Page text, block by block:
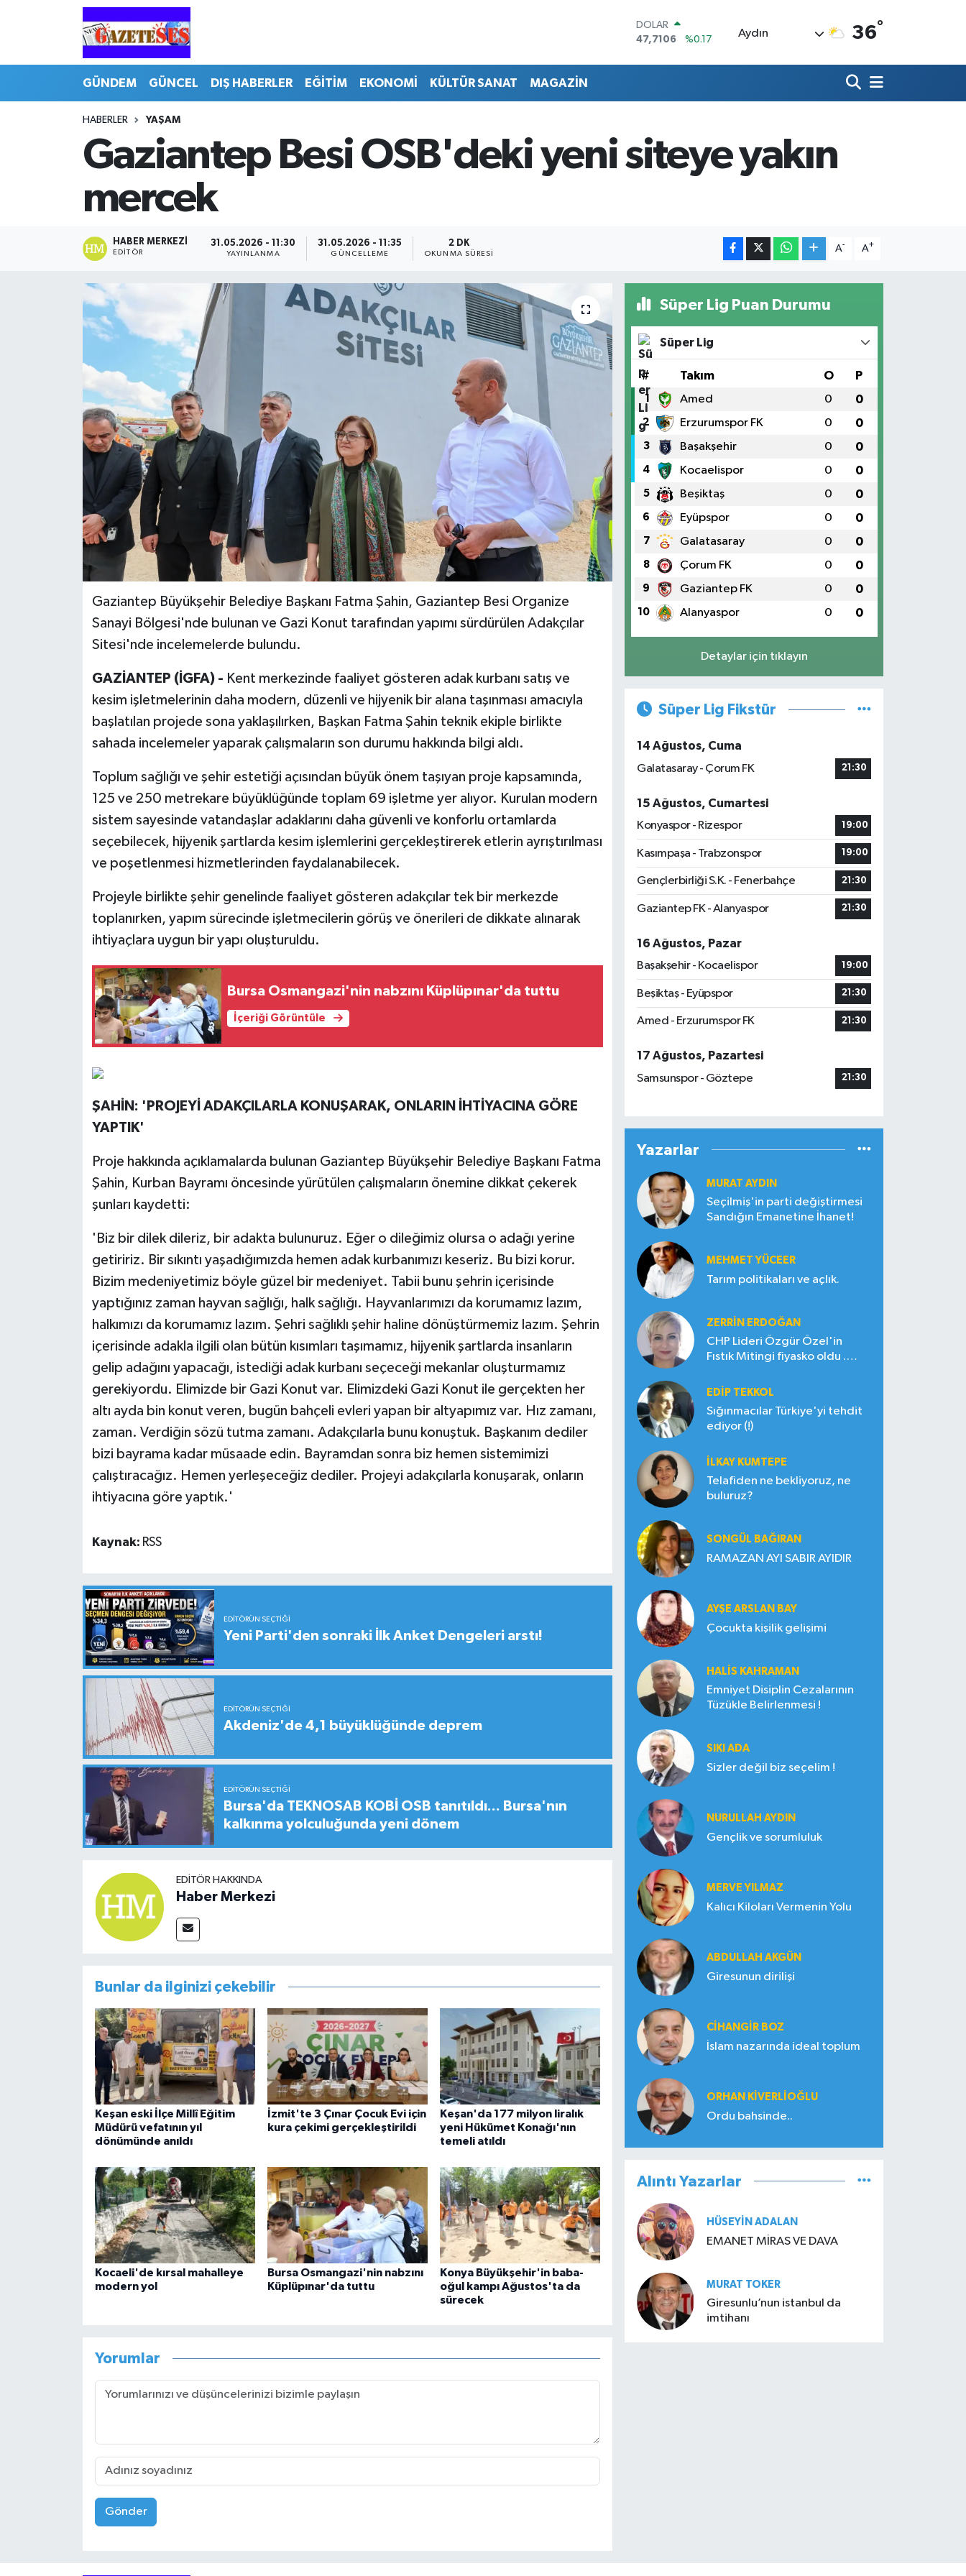
DOLAR
47,7106
%0.17
BİST100
13.773
%-19
BITCOIN
Aydın 36°
GÜNDEM GÜNCEL DIŞ HABERLER EĞİTİM EKONOMİ KÜLTÜR SANAT MAGAZİN
HABERLER YAŞAM
Gaziantep Besi OSB'deki yeni siteye yakın
mercek
HABER MERKEZI
EDITÖR
31.05.2026 - 11:30
YAYINLANMA
31.05.2026 - 11:35
GÜNCELLEME
2 DK
OKUNMA SÜRESI
A- A+
Gaziantep Büyükşehir Belediye Başkanı Fatma Şahin, Gaziantep Besi Organize
Sanayi Bölgesi'nde bulunan ve Gazi Konut tarafından yapımı sürdürülen Adakçılar
Sitesi'nde incelemelerde bulundu.
GAZİANTEP (İGFA) - Kent merkezinde faaliyet gösteren adak kurbanı satış ve
kesim işletmelerinin daha modern, düzenli ve hijyenik bir alana taşınması amacıyla
başlatılan projede sona yaklaşılırken, Başkan Fatma Şahin teknik ekiple birlikte
sahada incelemeler yaparak çalışmaların son durumu hakkında bilgi aldı.
Toplum sağlığı ve şehir estetiği açısından büyük önem taşıyan proje kapsamında,
125 ve 250 metrekare büyüklüğünde toplam 69 işletme yer alıyor. Kurulan modern
sistem sayesinde vatandaşlar adaklarını daha güvenli ve konforlu ortamlarda
seçebilecek, hijyenik şartlarda kesim işlemlerini gerçekleştirerek etlerin ayrıştırılması
ve poşetlenmesi hizmetlerinden faydalanabilecek.
Projeyle birlikte şehir genelinde faaliyet gösteren adakçılar tek bir merkezde
toplanırken, yapım sürecinde işletmecilerin görüş ve önerileri de dikkate alınarak
ihtiyaçlara uygun bir yapı oluşturuldu.
Bursa Osmangazi'nin nabzını Küplüpınar'da tuttu
İçeriği Görüntüle
ŞAHİN: 'PROJEYİ ADAKÇILARLA KONUŞARAK, ONLARIN İHTİYACINA GÖRE
YAPTIK'
Proje hakkında açıklamalarda bulunan Gaziantep Büyükşehir Belediye Başkanı Fatma
Şahin, Kurban Bayramı öncesinde yürütülen çalışmaların önemine dikkat çekerek
şunları kaydetti:
'Biz bir dilek dileriz, bir adakta bulunuruz. Eğer o dileğimiz olursa o adağı yerine
getiririz. Bir sıkıntı yaşadığımızda hemen adak kurbanımızı keseriz. Bu bizi korur.
Bizim medeniyetimiz böyle güzel bir medeniyet. Tabii bunu şehrin içerisinde
yaptığınız zaman hayvan sağlığı, halk sağlığı. Hayvanlarımızı da korumamız lazım,
halkımızı da korumamız lazım. Şehri sağlıklı şehir haline dönüştürmemiz lazım. Şehrin
içerisinde adakla ilgili olan bütün kısımları taşımamız, hijyenik şartlarda insanların
gelip adağını yapacağı, istediği adak kurbanı seçeceği mekanlar oluşturmamız
gerekiyordu. Elimizde bir Gazi Konut var. Elimizdeki Gazi Konut ile gerçekten her
altı ayda bin konut veren, bugün bahçeli evleri yapan bir altyapımız var. Hız zamanı,
zaman. Verdiğin sözü tutma zamanı. Adakçılarla bunu konuştuk. Başkanım dediler
bizi bayrama kadar müsaade edin. Bayramdan sonra biz hemen sistemimizi
çalıştıracağız. Hemen yerleşeceğiz dediler. Projeyi adakçılarla konuşarak, onların
ihtiyacına göre yaptık.'
Kaynak: RSS
EDITÖRÜN SEÇTIĞI
Yeni Parti'den sonraki İlk Anket Dengeleri arstı!
EDITÖRÜN SEÇTIĞI
Akdeniz'de 4,1 büyüklüğünde deprem
EDITÖRÜN SEÇTIĞI
Bursa'da TEKNOSAB KOBİ OSB tanıtıldı... Bursa'nın
kalkınma yolculuğunda yeni dönem
EDITÖR HAKKINDA
Haber Merkezi
Bunlar da ilginizi çekebilir
Keşan eski İlçe Millî Eğitim
Müdürü vefatının yıl
dönümünde anıldı
İzmit'te 3 Çınar Çocuk Evi için
kura çekimi gerçekleştirildi
Keşan'da 177 milyon liralık
yeni Hükümet Konağı'nın
temeli atıldı
Kocaeli'de kırsal mahalleye
modern yol
Bursa Osmangazi'nin nabzını
Küplüpınar'da tuttu
Konya Büyükşehir'in baba-
oğul kampı Ağustos'ta da
sürecek
Yorumlar
Gönder
Süper Lig Puan Durumu
Süper Lig
# Takım O P
1 Amed 0 0
2 Erzurumspor FK 0 0
3 Başakşehir 0 0
4 Kocaelispor 0 0
5 Beşiktaş 0 0
6 Eyüpspor 0 0
7 Galatasaray 0 0
8 Çorum FK 0 0
9 Gaziantep FK 0 0
10 Alanyaspor 0 0
Detaylar için tıklayın
Süper Lig Fikstür
14 Ağustos, Cuma
Galatasaray - Çorum FK
21:30
15 Ağustos, Cumartesi
Konyaspor - Rizespor
19:00
Kasımpaşa - Trabzonspor 19:00
Gençlerbirliği S.K. - Fenerbahçe 21:30
Gaziantep FK - Alanyaspor 21:30
16 Ağustos, Pazar
Başakşehir - Kocaelispor
19:00
Beşiktaş - Eyüpspor 21:30
Amed - Erzurumspor FK 21:30
17 Ağustos, Pazartesi
Samsunspor - Göztepe
21:30
Yazarlar
MURAT AYDIN
Seçilmiş'in parti değiştirmesi
Sandığın Emanetine İhanet!
MEHMET YÜCEER
Tarım politikaları ve açlık.
ZERRIN ERDOĞAN
CHP Lideri Özgür Özel'in
Fıstık Mitingi fiyasko oldu .
EDIP TEKKOL
Sığınmacılar Türkiye'yi tehdit
ediyor (!)
İLKAY KUMTEPE
Telafiden ne bekliyoruz, ne
buluruz?
SONGÜL BAĞIRAN
RAMAZAN AYI SABIR AYIDIR
AYŞE ARSLAN BAY
Çocukta kişilik gelişimi
HALIS KAHRAMAN
Emniyet Disiplin Cezalarının
Tüzükle Belirlenmesi !
SIKI ADA
Sizler değil biz seçelim !
NURULLAH AYDIN
Gençlik ve sorumluluk
MERVE YILMAZ
Kalıcı Kiloları Vermenin Yolu
ABDULLAH AKGÜN
Giresunun dirilişi
CIHANGIR BOZ
İslam nazarında ideal toplum
ORHAN KIVERLIOĞLU
Ordu bahsinde..
Alıntı Yazarlar
HÜSEYIN ADALAN
EMANET MİRAS VE DAVA
MURAT TOKER
Giresunlu’nun istanbul da
imtihanı